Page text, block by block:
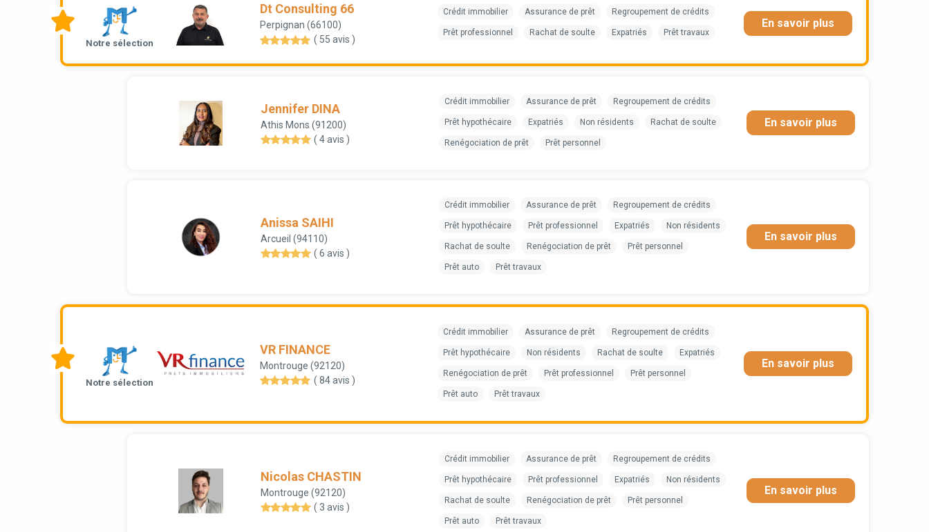
Notre sélection
Dt Consulting 66
Perpignan (66100)
( 55 avis )
Crédit immobilier Assurance de prêt Regroupement de crédits
Prêt professionnel Rachat de soulte Expatriés Prêt travaux
En savoir plus
Jennifer DINA
Athis Mons (91200)
( 4 avis )
Crédit immobilier Assurance de prêt Regroupement de crédits
Prêt hypothécaire Expatriés Non résidents Rachat de soulte
Renégociation de prêt Prêt personnel
En savoir plus
Anissa SAIHI
Arcueil (94110)
( 6 avis )
Crédit immobilier Assurance de prêt Regroupement de crédits
Prêt hypothécaire Prêt professionnel Expatriés Non résidents
Rachat de soulte Renégociation de prêt Prêt personnel
Prêt auto Prêt travaux
En savoir plus
Notre sélection
VR FINANCE
Montrouge (92120)
( 84 avis )
Crédit immobilier Assurance de prêt Regroupement de crédits
Prêt hypothécaire Non résidents Rachat de soulte Expatriés
Renégociation de prêt Prêt professionnel Prêt personnel
Prêt auto Prêt travaux
En savoir plus
Nicolas CHASTIN
Montrouge (92120)
( 3 avis )
Crédit immobilier Assurance de prêt Regroupement de crédits
Prêt hypothécaire Prêt professionnel Expatriés Non résidents
Rachat de soulte Renégociation de prêt Prêt personnel
Prêt auto Prêt travaux
En savoir plus